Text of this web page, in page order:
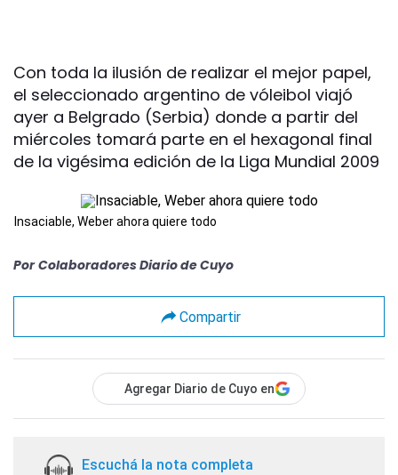
Con toda la ilusión de realizar el mejor papel,
el seleccionado argentino de vóleibol viajó
ayer a Belgrado (Serbia) donde a partir del
miércoles tomará parte en el hexagonal final
de la vigésima edición de la Liga Mundial 2009
Insaciable, Weber ahora quiere todo
Por Colaboradores Diario de Cuyo
Compartir
Agregar Diario de Cuyo en
Escuchá la nota completa